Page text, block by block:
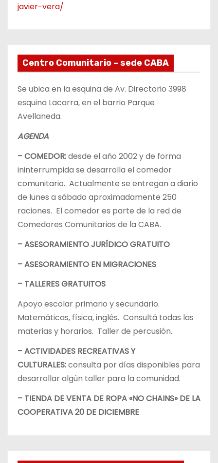
javier-vera/
Centro Comunitario – sede CABA
Se ubica en la esquina de Av. Directorio 3998
esquina Lacarra, en el barrio Parque
Avellaneda.
AGENDA
– COMEDOR:desde el año 2002 y de forma
ininterrumpida se desarrolla el comedor
comunitario. Actualmente se entregan a diario
de lunes a sábado aproximadamente 250
raciones. El comedor es parte de la red de
Comedores Comunitarios de la CABA.
– ASESORAMIENTO JURÍDICO GRATUITO
– ASESORAMIENTO EN MIGRACIONES
– TALLERES GRATUITOS
Apoyo escolar primario y secundario.
Matemáticas, física, inglés. Consultá todas las
materias y horarios. Taller de percusión.
– ACTIVIDADES RECREATIVAS Y
CULTURALES:consulta por días disponibles para
desarrollar algún taller para la comunidad.
– TIENDA DE VENTA DE ROPA «NO CHAINS» DE LA
COOPERATIVA 20 DE DICIEMBRE